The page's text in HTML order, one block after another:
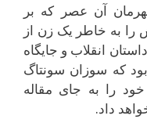
آن عصر که بر
را به خاطر يک زن از
انقلاب و جايگاه
که سوزان سونتاگ
را به جاى مقاله
داد.